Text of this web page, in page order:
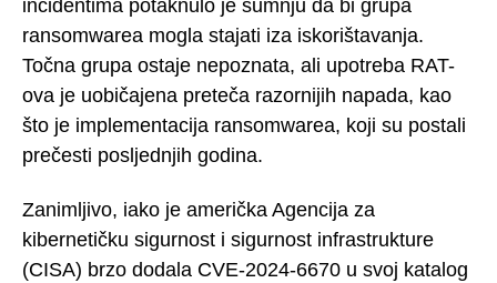
incidentima potaknulo je sumnju da bi grupa
ransomwarea mogla stajati iza iskorištavanja.
Točna grupa ostaje nepoznata, ali upotreba RAT-
ova je uobičajena preteča razornijih napada, kao
što je implementacija ransomwarea, koji su postali
prečesti posljednjih godina.
Zanimljivo, iako je američka Agencija za
kibernetičku sigurnost i sigurnost infrastrukture
(CISA) brzo dodala CVE-2024-6670 u svoj katalog